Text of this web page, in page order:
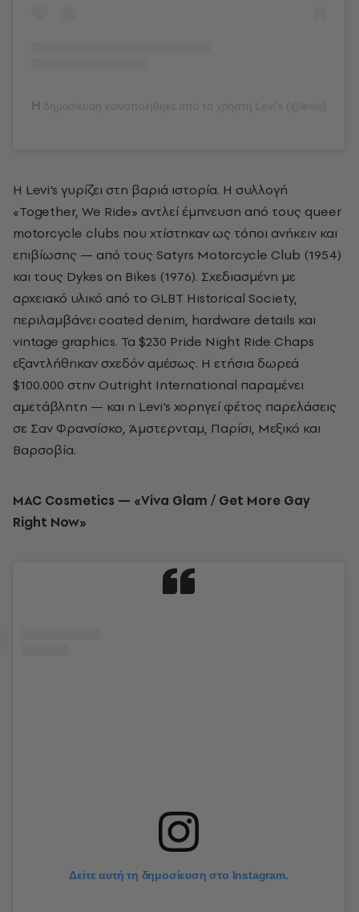
Η Levi's γυρίζει στη βαριά ιστορία. Η συλλογή
«Together, We Ride» αντλεί έμπνευση από τους queer
motorcycle clubs που χτίστηκαν ως τόποι ανήκειν και
επιβίωσης — από τους Satyrs Motorcycle Club (1954)
και τους Dykes on Bikes (1976). Σχεδιασμένη με
αρχειακό υλικό από το GLBT Historical Society,
περιλαμβάνει coated denim, hardware details και
vintage graphics. Τα $230 Pride Night Ride Chaps
εξαντλήθηκαν σχεδόν αμέσως. Η ετήσια δωρεά
$100.000 στην Outright International παραμένει
αμετάβλητη — και η Levi's χορηγεί φέτος παρελάσεις
σε Σαν Φρανσίσκο, Άμστερνταμ, Παρίσι, Μεξικό και
Βαρσοβία.
MAC Cosmetics — «Viva Glam / Get More Gay
Right Now»
Δείτε αυτή τη δημοσίευση στο Instagram.